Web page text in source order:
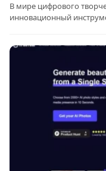
В мире цифрового
инновационный